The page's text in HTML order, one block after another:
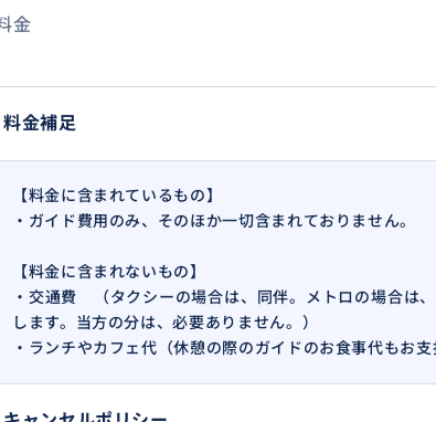
金
料金補足
【料金に含まれているもの】
・ガイド費用のみ、そのほか一切含まれておりません。
【料金に含まれないもの】
・交通費 （タクシーの場合は、同伴。メトロの場合は
します。当方の分は、必要ありません。）
・ランチやカフェ代（休憩の際のガイドのお食事代もお